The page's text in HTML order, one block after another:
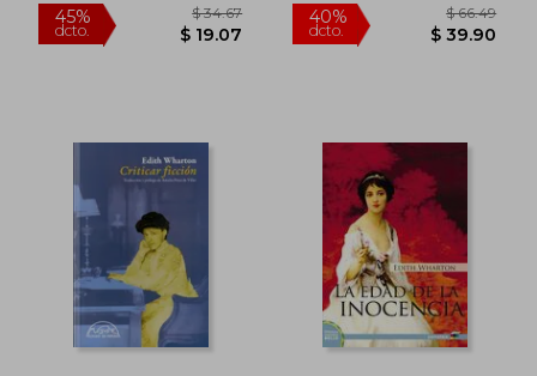
45%
dcto.
45%
dcto.